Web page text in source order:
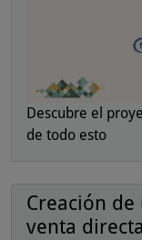
Descubre el
de todo esto
Creación
venta directa